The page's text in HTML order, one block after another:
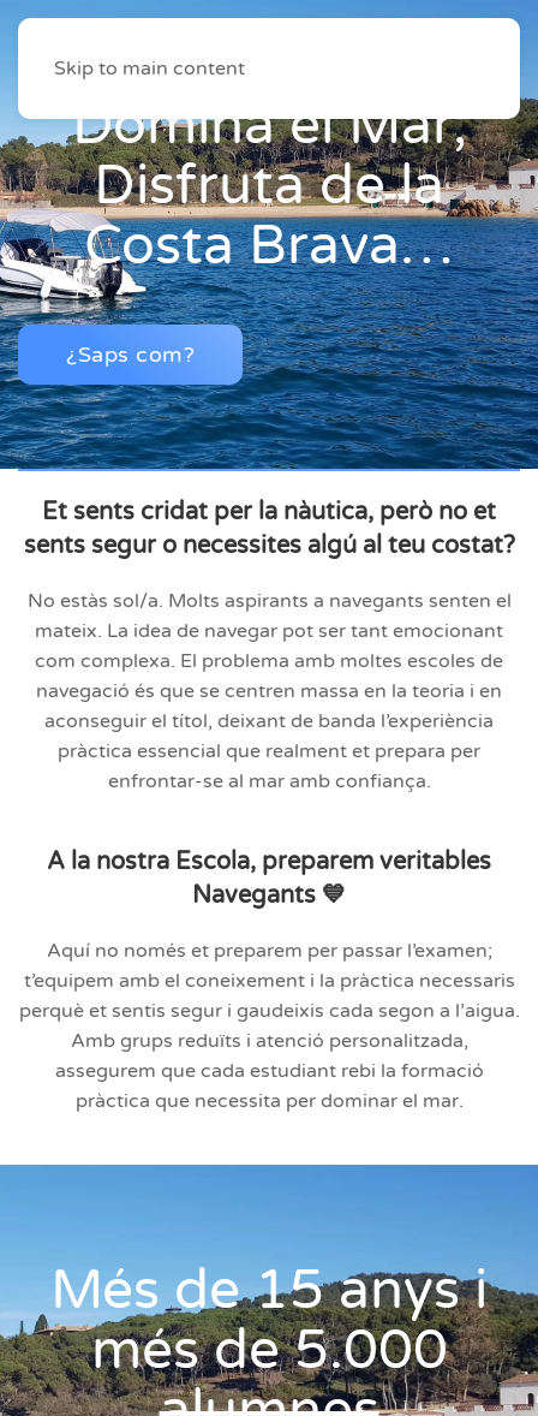
Skip to main content
Domina el Mar,
Disfruta de la
Costa Brava…
¿Saps com?
Et sents cridat per la nàutica, però no et
sents segur o necessites algú al teu costat?
No estàs sol/a. Molts aspirants a navegants senten el
mateix. La idea de navegar pot ser tant emocionant
com complexa. El problema amb moltes escoles de
navegació és que se centren massa en la teoria i en
aconseguir el títol, deixant de banda l’experiència
pràctica essencial que realment et prepara per
enfrontar-se al mar amb confiança.
A la nostra Escola, preparem veritables
Navegants 💙
Aquí no només et preparem per passar l’examen;
t’equipem amb el coneixement i la pràctica necessaris
perquè et sentis segur i gaudeixis cada segon a l’aigua.
Amb grups reduïts i atenció personalitzada,
assegurem que cada estudiant rebi la formació
pràctica que necessita per dominar el mar.
Més de 15 anys i
més de 5.000